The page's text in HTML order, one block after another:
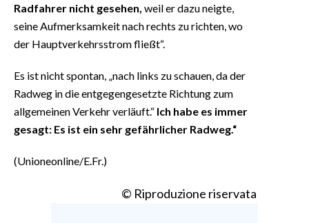
PUBBLICITÀ
SPIAGGE
Radfahrer nicht gesehen, weil er dazu neigte,
seine Aufmerksamkeit nach rechts zu richten, wo
der Hauptverkehrsstrom fließt“.
Es ist nicht spontan, „nach links zu schauen, da der
Radweg in die entgegengesetzte Richtung zum
allgemeinen Verkehr verläuft.“ Ich habe es immer
gesagt: Es ist ein sehr gefährlicher Radweg.“
(Unioneonline/E.Fr.)
© Riproduzione riservata